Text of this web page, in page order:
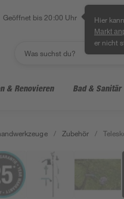
Geöffnet bis 20:00 Uhr Hier
Markt
er nicht
& Renovieren Bad & Sanitär
/ Zubehör /